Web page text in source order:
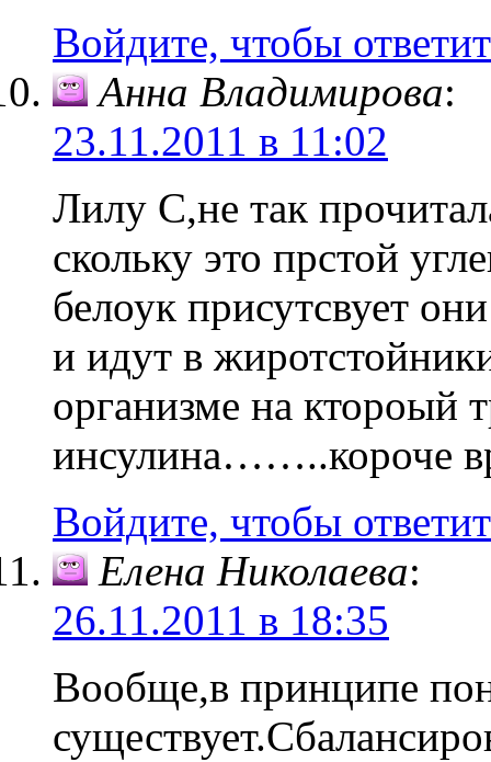
Войдите, чтобы
Анна Владимирова:
23.11.2011 в 11:02
Лилу С,не так
скольку это прстой
белоук присутсвует
и идут в
организме на ктороый
инсулина……..короче
Войдите, чтобы
Елена Николаева:
26.11.2011 в 18:35
Вообще,в принципе